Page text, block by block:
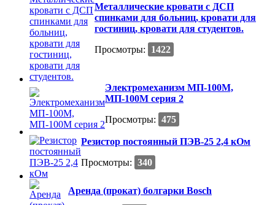
Металлические кровати с ДСП
спинками для больниц, кровати для
гостиниц, кровати для студентов.
Просмотры:
1422
Электромеханизм МП-100М,
МП-100М серия 2
Просмотры: 475
Резистор постоянный ПЭВ-25 2,4 кОм
Просмотры: 340
Аренда (прокат) болгарки Bosch